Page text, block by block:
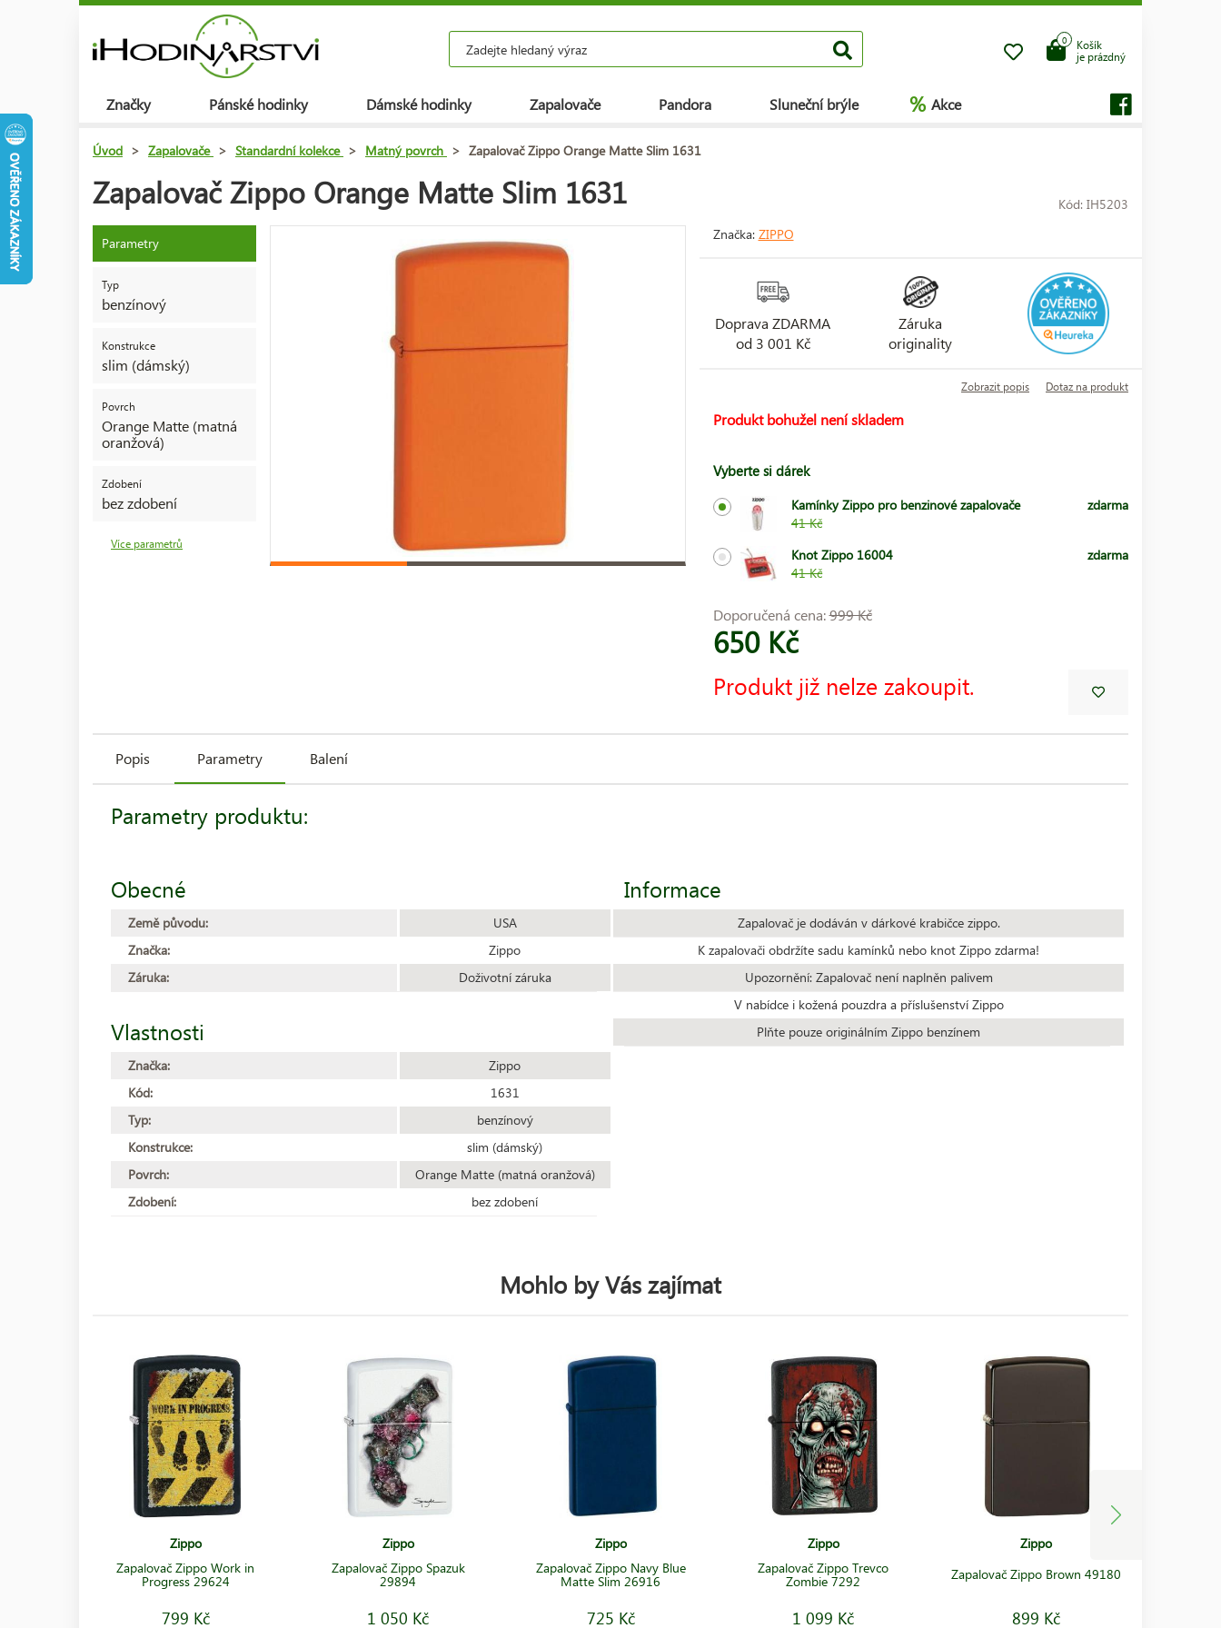
Košík
je prázdný
0
Značky Pánské hodinky Dámské hodinky Zapalovače Pandora Sluneční brýle % Akce
Úvod > Zapalovače > Standardní kolekce > Matný povrch > Zapalovač Zippo Orange Matte Slim 1631
Zapalovač Zippo Orange Matte Slim 1631 Kód: IH5203
Parametry
Typ
benzínový
Konstrukce
slim (dámský)
Povrch
Orange Matte (matná
oranžová)
Zdobení
bez zdobení
Více parametrů
Značka: ZIPPO
Doprava ZDARMA
od 3 001 Kč
Záruka
originality
Zobrazit popis Dotaz na produkt
Produkt bohužel není skladem
Vyberte si dárek
Kamínky Zippo pro benzinové zapalovače
41 Kč
zdarma
Knot Zippo 16004
41 Kč
zdarma
Doporučená cena:999 Kč
650 Kč
Produkt již nelze zakoupit.
Popis Parametry Balení
Parametry produktu:
Obecné
Země původu:
USA
Značka:
Zippo
Záruka:
Doživotní záruka
Vlastnosti
Značka:
Zippo
Kód:
1631
Typ:
benzínový
Konstrukce:
slim (dámský)
Povrch:
Orange Matte (matná oranžová)
Zdobení:
bez zdobení
Informace
Zapalovač je dodáván v dárkové krabičce zippo.
K zapalovači obdržíte sadu kamínků nebo knot Zippo zdarma!
Upozornění: Zapalovač není naplněn palivem
V nabídce i kožená pouzdra a příslušenství Zippo
Plňte pouze originálním Zippo benzínem
Mohlo by Vás zajímat
Zippo
Zapalovač Zippo Work in
Progress 29624
799 Kč
Zippo
Zapalovač Zippo Spazuk
29894
1 050 Kč
Zippo
Zapalovač Zippo Navy Blue
Matte Slim 26916
725 Kč
Zippo
Zapalovač Zippo Trevco
Zombie 7292
1 099 Kč
Zippo
Zapalovač Zippo Brown 49180
899 Kč